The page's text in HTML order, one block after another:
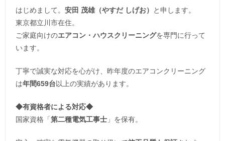
はじめまして。 安田 茂雄（やすだ しげお）
と申します。
東京都立川市在住。
ご家庭向けのエアコン・ハウスクリーニングを専門に行って
います。
丁寧で誠実な対応を心がけ、昨年度のエアコンクリーニング
は年間659台以上の実績があります。
◆有資格者による対応◆
国家資格「 第二種電気工事士 」を保有。